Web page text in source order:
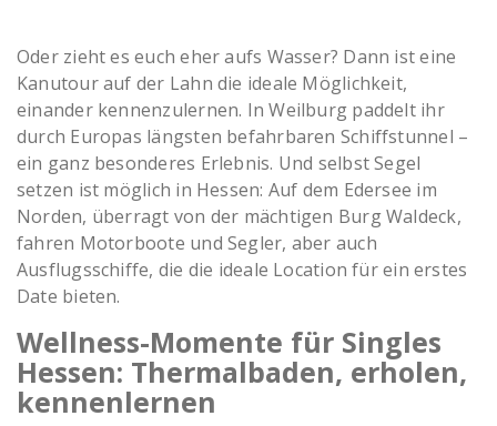
Oder zieht es euch eher aufs Wasser? Dann ist eine
Kanutour auf der Lahn die ideale Möglichkeit,
einander kennenzulernen. In Weilburg paddelt ihr
durch Europas längsten befahrbaren Schiffstunnel –
ein ganz besonderes Erlebnis. Und selbst Segel
setzen ist möglich in Hessen: Auf dem Edersee im
Norden, überragt von der mächtigen Burg Waldeck,
fahren Motorboote und Segler, aber auch
Ausflugsschiffe, die die ideale Location für ein erstes
Date bieten.
Wellness-Momente für Singles
Hessen: Thermalbaden, erholen,
kennenlernen